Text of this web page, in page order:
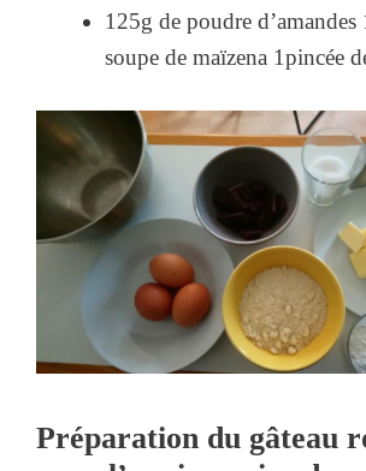
125g de poudre d’amandes
soupe de maïzena 1pincée
Préparation du gâteau